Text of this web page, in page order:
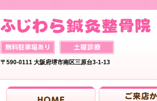
〒590-0111 大阪府堺市南区三原台3-1-13